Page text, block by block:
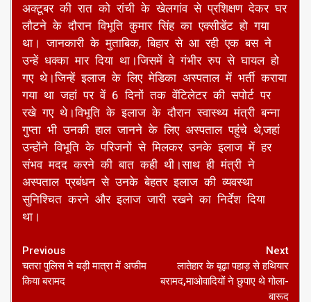
अक्टूबर की रात को रांची के खेलगांव से प्रशिक्षण देकर घर
लौटने के दौरान विभूति कुमार सिंह का एक्सीडेंट हो गया
था। जानकारी के मुताबिक, बिहार से आ रही एक बस ने
उन्हें धक्का मार दिया था।जिसमें वे गंभीर रुप से घायल हो
गए थे।जिन्हें इलाज के लिए मेडिका अस्पताल में भर्ती कराया
गया था जहां पर वें 6 दिनों तक वेंटिलेटर की सपोर्ट पर
रखे गए थे।विभूति के इलाज के दौरान स्वास्थ्य मंत्री बन्ना
गुप्ता भी उनकी हाल जानने के लिए अस्पताल पहुंचे थे,जहां
उन्होंने विभूति के परिजनों से मिलकर उनके इलाज में हर
संभव मदद करने की बात कही थी।साथ ही मंत्री ने
अस्पताल प्रबंधन से उनके बेहतर इलाज की व्यवस्था
सुनिश्चित करने और इलाज जारी रखने का निर्देश दिया
था।
Continue
Reading
Previous
चतरा पुलिस ने बड़ी मात्रा में अफीम
किया बरामद
Next
लातेहार के बूढ़ा पहाड़ से हथियार
बरामद,माओवादियों ने छुपाए थे गोला-
बारूद